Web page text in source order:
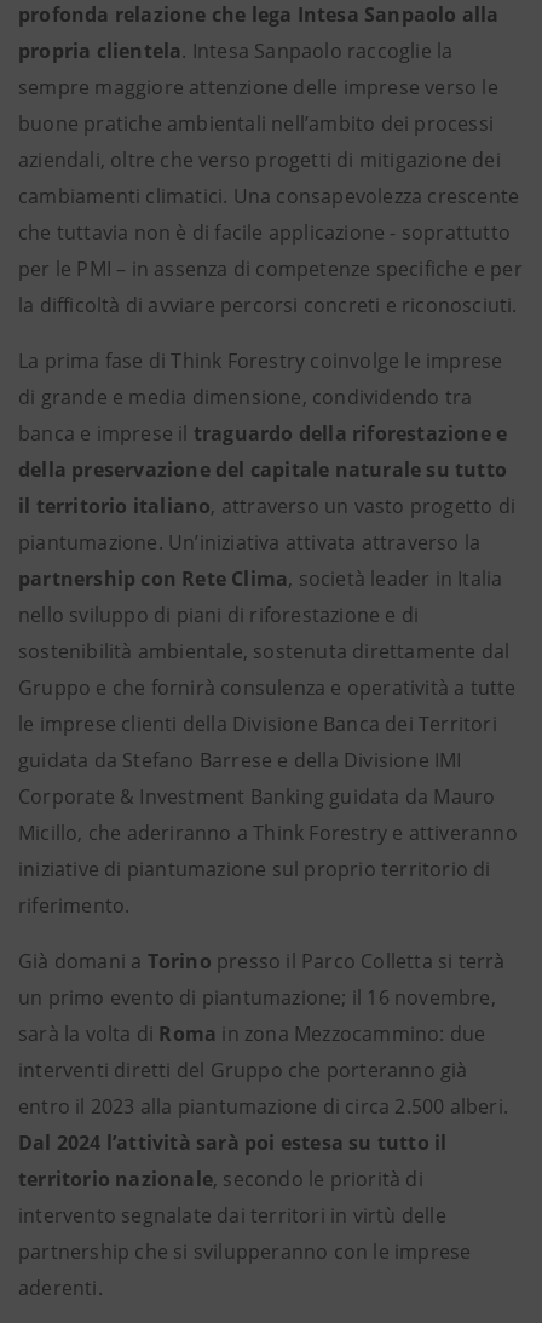
profonda relazione che lega Intesa Sanpaolo alla
propria clientela. Intesa Sanpaolo raccoglie la
sempre maggiore attenzione delle imprese verso le
buone pratiche ambientali nell’ambito dei processi
aziendali, oltre che verso progetti di mitigazione dei
cambiamenti climatici. Una consapevolezza crescente
che tuttavia non è di facile applicazione - soprattutto
per le PMI – in assenza di competenze specifiche e per
la difficoltà di avviare percorsi concreti e riconosciuti.
La prima fase di Think Forestry coinvolge le imprese
di grande e media dimensione, condividendo tra
banca e imprese il traguardo della riforestazione e
della preservazione del capitale naturale su tutto
il territorio italiano, attraverso un vasto progetto di
piantumazione. Un’iniziativa attivata attraverso la
partnership con Rete Clima, società leader in Italia
nello sviluppo di piani di riforestazione e di
sostenibilità ambientale, sostenuta direttamente dal
Gruppo e che fornirà consulenza e operatività a tutte
le imprese clienti della Divisione Banca dei Territori
guidata da Stefano Barrese e della Divisione IMI
Corporate & Investment Banking guidata da Mauro
Micillo, che aderiranno a Think Forestry e attiveranno
iniziative di piantumazione sul proprio territorio di
riferimento.
Già domani a Torino presso il Parco Colletta si terrà
un primo evento di piantumazione; il 16 novembre,
sarà la volta di Roma in zona Mezzocammino: due
interventi diretti del Gruppo che porteranno già
entro il 2023 alla piantumazione di circa 2.500 alberi.
Dal 2024 l’attività sarà poi estesa su tutto il
territorio nazionale, secondo le priorità di
intervento segnalate dai territori in virtù delle
partnership che si svilupperanno con le imprese
aderenti.